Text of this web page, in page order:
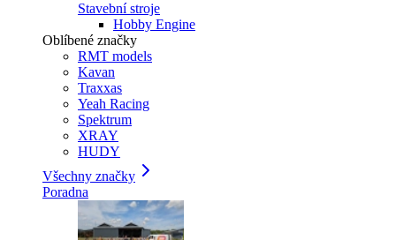
Stavební stroje
Hobby Engine
Oblíbené značky
RMT models
Kavan
Traxxas
Yeah Racing
Spektrum
XRAY
HUDY
Všechny značky
Poradna